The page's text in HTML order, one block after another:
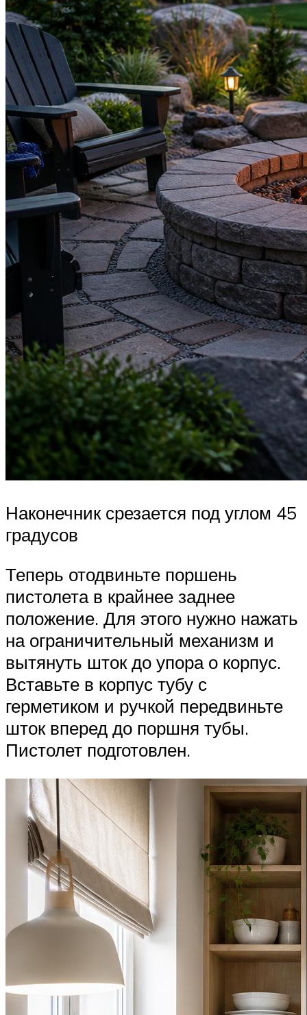
Наконечник срезается под углом 45
градусов
Теперь отодвиньте поршень
пистолета в крайнее заднее
положение. Для этого нужно нажать
на ограничительный механизм и
вытянуть шток до упора о корпус.
Вставьте в корпус тубу с
герметиком и ручкой передвиньте
шток вперед до поршня тубы.
Пистолет подготовлен.